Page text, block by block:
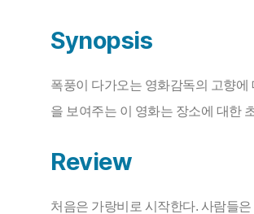
Synopsis
폭풍이 다가오는 영화감독의 고향
을 보여주는 이 영화는 장소에 대한
Review
처음은 가랑비로 시작한다. 사람들